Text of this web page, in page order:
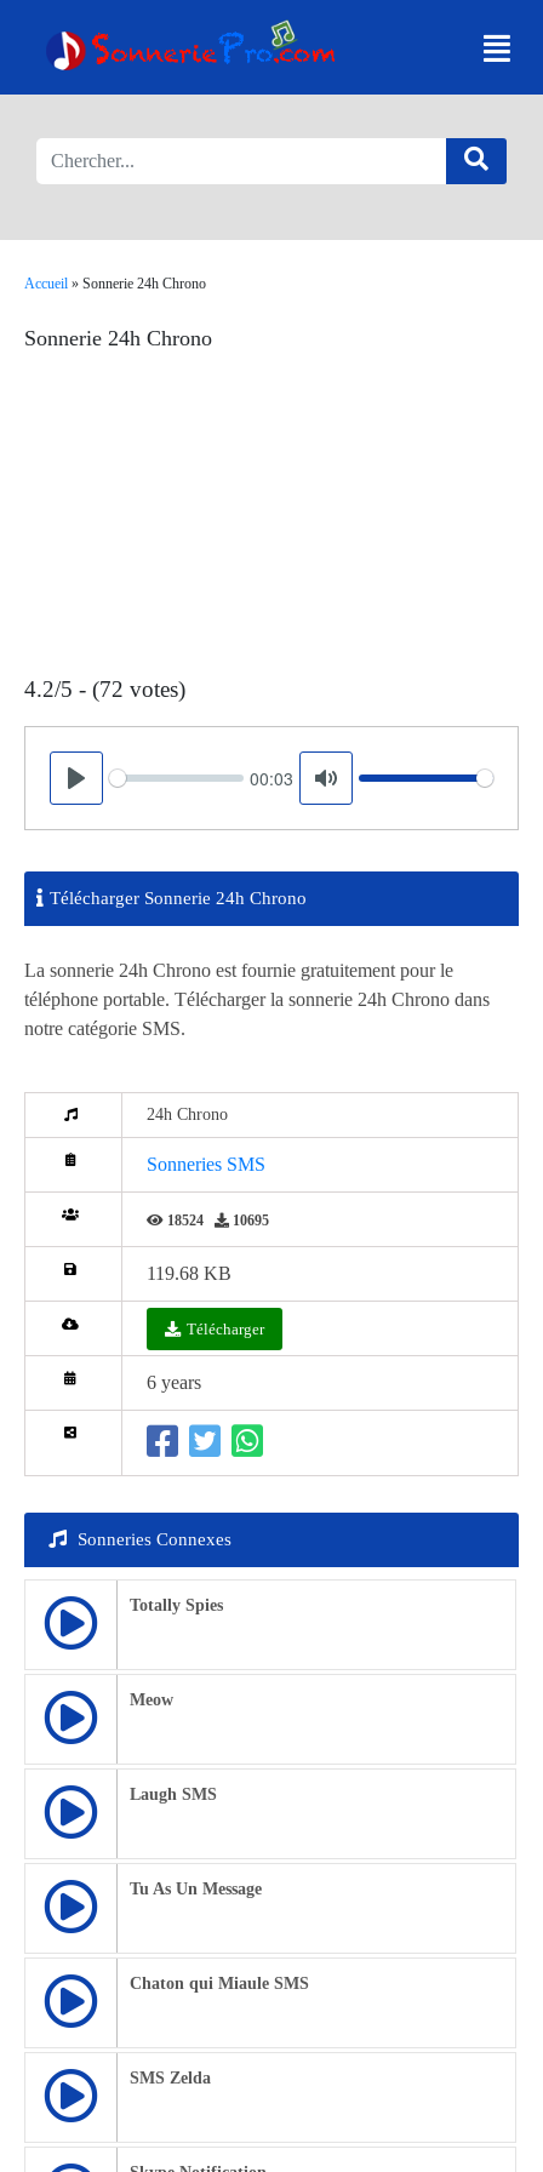
Accueil » Sonnerie 24h Chrono
Sonnerie 24h Chrono
4.2/5 - (72 votes)
Play
Seek 00:03
Mute
Volume
Télécharger Sonnerie 24h Chrono
La sonnerie 24h Chrono est fournie gratuitement pour le
téléphone portable. Télécharger la sonnerie 24h Chrono dans
notre catégorie SMS.
24h Chrono
Sonneries SMS
18524 10695
119.68 KB
Télécharger
6 years
Sonneries Connexes
Totally Spies
Meow
Laugh SMS
Tu As Un Message
Chaton qui Miaule SMS
SMS Zelda